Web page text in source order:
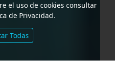
el uso de cookies consultar
de Privacidad.
Todas